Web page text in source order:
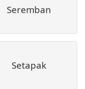
Seremban
Setapak